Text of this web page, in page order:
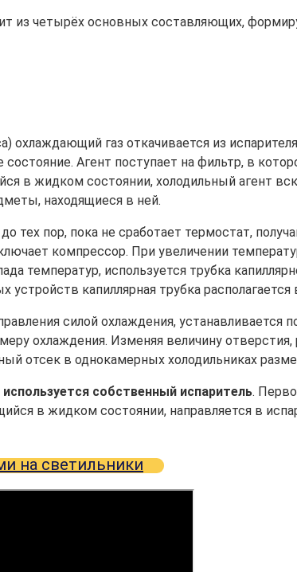
из четырёх основных составляющих,
охлаждающий газ откачивается из
Агент поступает на фильтр, в
в жидком состоянии, холодильный агент
находящиеся в ней.
тех пор, пока не сработает термостат,
компрессор. При увеличении
температур, используется трубка
устройств капиллярная трубка располагается
силой охлаждения,
охлаждения. Изменяя величину
отсек в однокамерных холодильниках
собственный испаритель.
в жидком состоянии, направляется в
на светильники